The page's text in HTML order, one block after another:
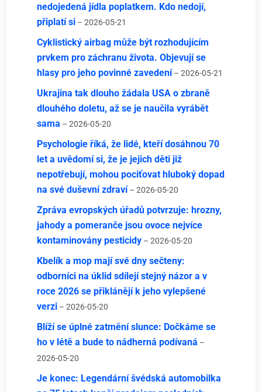
nedojedená jídla poplatkem. Kdo nedojí,
připlatí si – 2026-05-21
Cyklistický airbag může být rozhodujícím
prvkem pro záchranu života. Objevují se
hlasy pro jeho povinné zavedení – 2026-05-21
Ukrajina tak dlouho žádala USA o zbraně
dlouhého doletu, až se je naučila vyrábět
sama – 2026-05-20
Psychologie říká, že lidé, kteří dosáhnou 70
let a uvědomí si, že je jejich děti již
nepotřebují, mohou pociťovat hluboký dopad
na své duševní zdraví – 2026-05-20
Zpráva evropských úřadů potvrzuje: hrozny,
jahody a pomeranče jsou ovoce nejvíce
kontaminovány pesticidy – 2026-05-20
Kbelík a mop mají své dny sečteny:
odborníci na úklid sdílejí stejný názor a v
roce 2026 se přiklánějí k jeho vylepšené
verzi – 2026-05-20
Blíží se úplné zatmění slunce: Dočkáme se
ho v létě a bude to nádherná podívaná –
2026-05-20
Je konec: Legendární švédská automobilka